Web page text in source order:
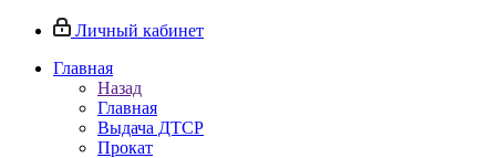
Личный кабинет
Главная
Назад
Главная
Выдача ДТСР
Прокат